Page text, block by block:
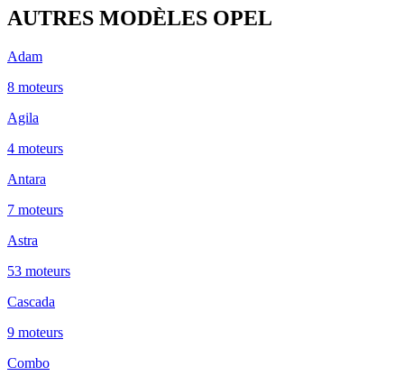
AUTRES MODÈLES OPEL
Adam
8 moteurs
Agila
4 moteurs
Antara
7 moteurs
Astra
53 moteurs
Cascada
9 moteurs
Combo